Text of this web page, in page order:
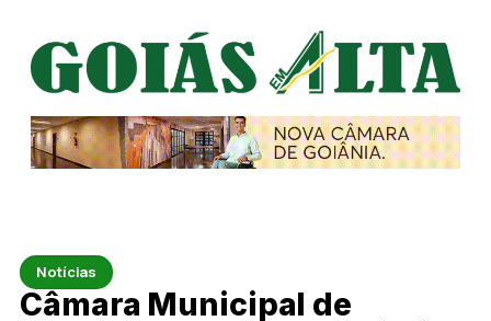
Notícias
Câmara Municipal de